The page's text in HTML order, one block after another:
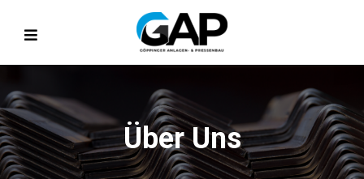
Über Uns